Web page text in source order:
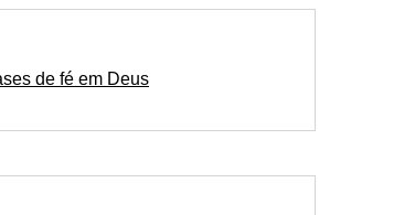
de fé em Deus